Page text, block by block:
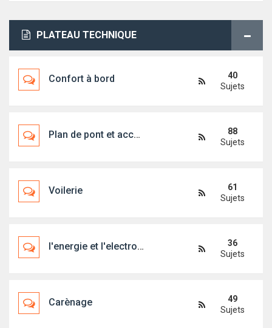
PLATEAU TECHNIQUE
Confort à bord
40
Sujets
Plan de pont et accastillage
88
Sujets
Voilerie
61
Sujets
l'energie et l'electronique embarquée
36
Sujets
Carènage
49
Sujets